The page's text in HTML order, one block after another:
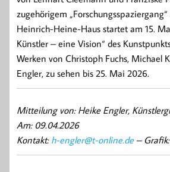
zugehörigem
Heinrich-Heine-Haus startet am 15.
Künstler – eine Vision“ des
Werken von Christoph Fuchs, Michael
Engler, zu sehen bis 25. Mai 2026.
Mitteilung von: Heike Engler,
Am: 09.04.2026
Kontakt: h-engler@t-online.de–